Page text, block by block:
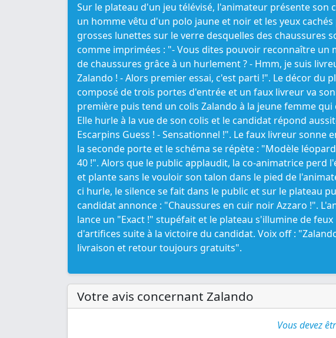
Sur le plateau d'un jeu télévisé, l'animateur présente son
un homme vêtu d'un polo jaune et noir et les yeux cachés
grosses lunettes sur le verre desquelles des chaussures
comme imprimées : "- Vous dites pouvoir reconnaître un
de chaussures grâce à un hurlement ? - Hmm, je suis
Zalando ! - Alors premier essai, c'est parti !". Le décor du
composé de trois portes d'entrée et un faux livreur va
première puis tend un colis Zalando à la jeune femme qui
Elle hurle à la vue de son colis et le candidat répond
Escarpins Guess ! - Sensationnel !". Le faux livreur sonne
la seconde porte et le schéma se répète : "Modèle
40 !". Alors que le public applaudit, la co-animatrice perd
et plante sans le vouloir son talon dans le pied de
ci hurle, le silence se fait dans le public et sur le plateau
candidat annonce : "Chaussures en cuir noir Azzaro !".
lance un "Exact !" stupéfait et le plateau s'illumine de feux
d'artifices suite à la victoire du candidat. Voix off :
livraison et retour toujours gratuits".
Votre avis concernant Zalando
Vous devez